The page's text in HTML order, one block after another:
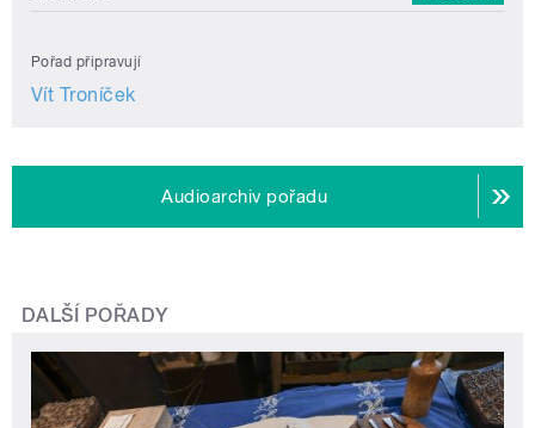
Pořad připravují
Vít Troníček
Audioarchiv pořadu
DALŠÍ POŘADY